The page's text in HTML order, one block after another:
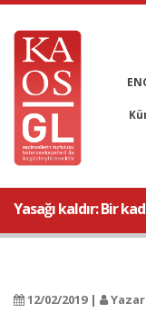
Yasağı kaldır: Bir
12/02/2019 |